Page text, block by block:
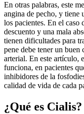
En otras palabras, este
angina de pecho, y tiene
los pacientes. En el caso
descuento y una mala
tienen dificultades para
pene debe tener un
arterial. En este artículo,
funciona, en pacientes
inhibidores de la
calidad de vida de cada
¿Qué es Cialis?